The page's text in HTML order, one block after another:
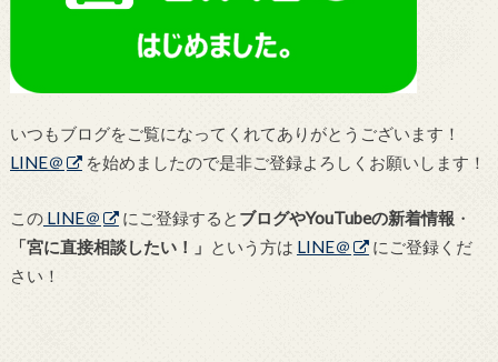
いつもブログをご覧になってくれてありがとうございます！
LINE＠
を始めましたので是非ご登録よろしくお願いします！
このLINE＠ にご登録すると ブログやYouTubeの新着情報 ・
「宮に直接相談したい！」 という方は LINE＠
にご登録くだ
さい！